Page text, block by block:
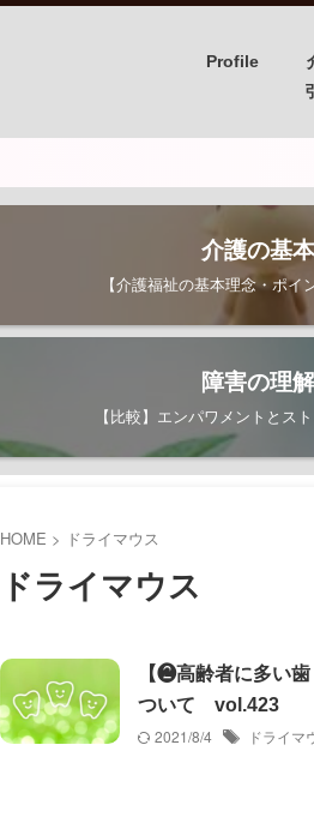
Profile
介護の基本
【介護福祉の基本理念・ポイ
障害の理解
【比較】エンパワメントとス
HOME > ドライマウス
ドライマウス
【❷高齢者に多い
ついて vol.423
2021/8/4
ドライマ